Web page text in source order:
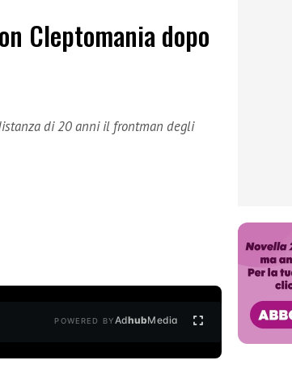
Cleptomania dopo
di 20 anni il frontman degli
POWERED BYAdhubMedia